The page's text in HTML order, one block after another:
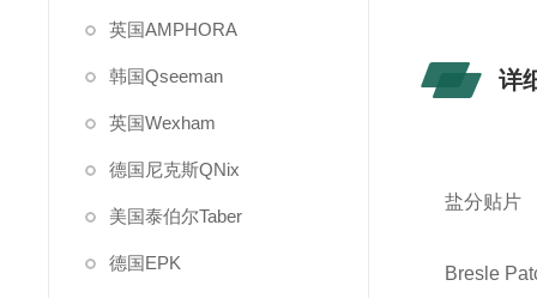
英国AMPHORA
韩国Qseeman
英国Wexham
德国尼克斯QNix
美国泰伯尔Taber
德国EPK
详
盐分贴片
Bresle